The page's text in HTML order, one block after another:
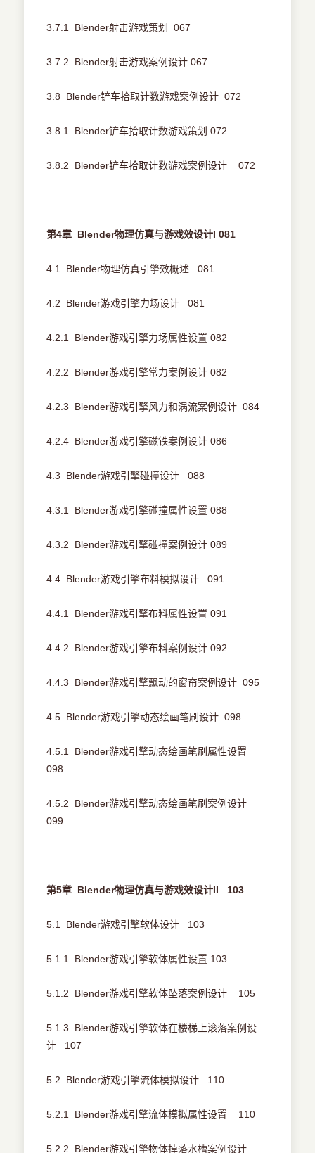
3.7.1 Blender射击游戏策划 067
3.7.2 Blender射击游戏案例设计 067
3.8 Blender铲车拾取计数游戏案例设计 072
3.8.1 Blender铲车拾取计数游戏策划 072
3.8.2 Blender铲车拾取计数游戏案例设计 072
第4章 Blender物理仿真与游戏效设计I 081
4.1 Blender物理仿真引擎效概述 081
4.2 Blender游戏引擎力场设计 081
4.2.1 Blender游戏引擎力场属性设置 082
4.2.2 Blender游戏引擎常力案例设计 082
4.2.3 Blender游戏引擎风力和涡流案例设计 084
4.2.4 Blender游戏引擎磁铁案例设计 086
4.3 Blender游戏引擎碰撞设计 088
4.3.1 Blender游戏引擎碰撞属性设置 088
4.3.2 Blender游戏引擎碰撞案例设计 089
4.4 Blender游戏引擎布料模拟设计 091
4.4.1 Blender游戏引擎布料属性设置 091
4.4.2 Blender游戏引擎布料案例设计 092
4.4.3 Blender游戏引擎飘动的窗帘案例设计 095
4.5 Blender游戏引擎动态绘画笔刷设计 098
4.5.1 Blender游戏引擎动态绘画笔刷属性设置
098
4.5.2 Blender游戏引擎动态绘画笔刷案例设计
099
第5章 Blender物理仿真与游戏效设计II 103
5.1 Blender游戏引擎软体设计 103
5.1.1 Blender游戏引擎软体属性设置 103
5.1.2 Blender游戏引擎软体坠落案例设计 105
5.1.3 Blender游戏引擎软体在楼梯上滚落案例设
计 107
5.2 Blender游戏引擎流体模拟设计 110
5.2.1 Blender游戏引擎流体模拟属性设置 110
5.2.2 Blender游戏引擎物体掉落水槽案例设计